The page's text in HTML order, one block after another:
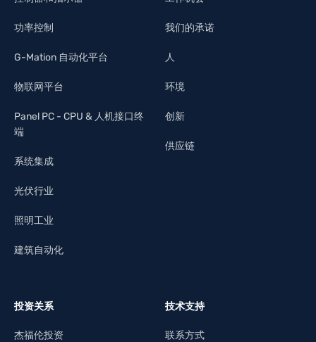
功率控制
G-Mation 自动化平台
物联网平台
Panel PC - CPU & 人机接口终
端
系统集成
光伏行业
照明工业
建筑自动化
我们的承诺
人
环境
创新
供应链
投资关系
杰福伦投资
技术支持
联系方式